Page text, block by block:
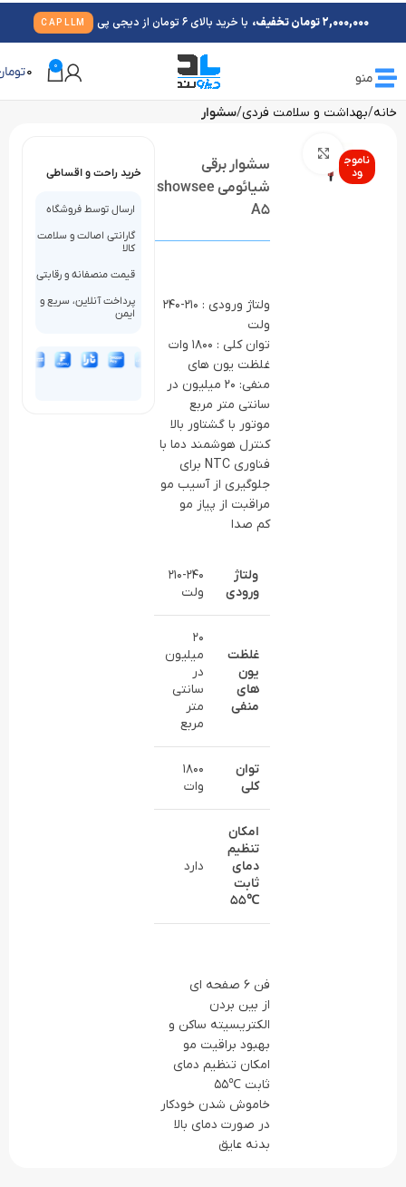
منو
0
0
خانه بهداشت و سلامت فردی سشوار
ناموج
ود
سشوار برقی
شیائومی showsee
A5
ولتاژ ورودی : 210-240
ولت
توان کلی : 1800 وات
غلظت یون های
منفی: 20 میلیون در
سانتی متر مربع
موتور با گشتاور بالا
کنترل هوشمند دما با
فناوری NTC برای
جلوگیری از آسیب مو
مراقبت از پیاز مو
کم صدا
ولتاژ
ورودی
210-240
ولت
غلظت
یون
های
منفی
20
میلیون
در
سانتی
متر
مربع
توان
کلی
1800
وات
امکان
تنظیم
دمای
ثابت
℃
55
دارد
فن 6 صفحه ای
از بین بردن
الکتریسیته ساکن و
بهبود براقیت مو
امکان تنظیم دمای
ثابت ℃55
خاموش شدن خودکار
در صورت دمای بالا
بدنه عایق
خرید راحت و اقساطی
ارسال توسط فروشگاه
گارانتی اصالت و سلامت
کالا
قیمت منصفانه و رقابتی
پرداخت آنلاین، سریع و
ایمن
2,000,000 تومان تخفیف، با خرید بالای 6 تومان از دیجی پی CAPLLM